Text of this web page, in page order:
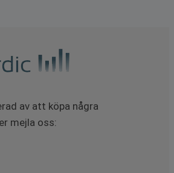
av att köpa några
mejla oss: